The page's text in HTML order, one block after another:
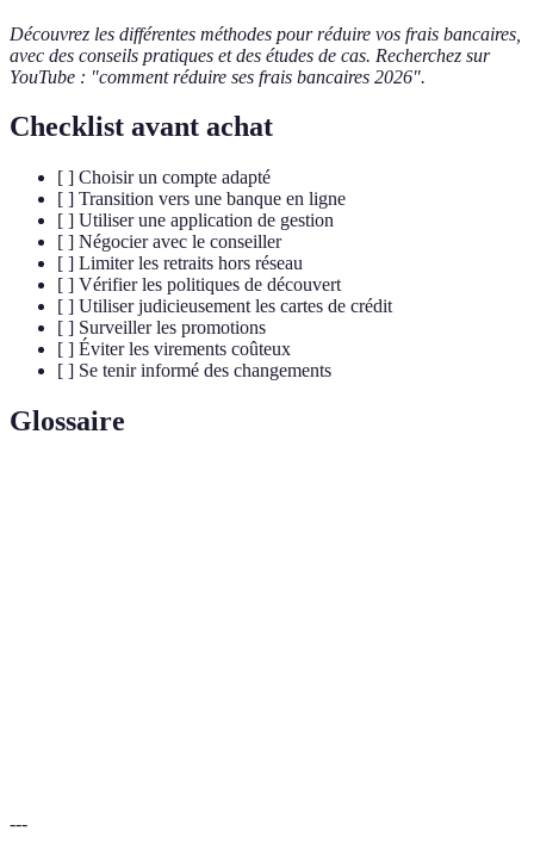
Découvrez les différentes méthodes pour réduire vos frais bancaires,
avec des conseils pratiques et des études de cas. Recherchez sur
YouTube : "comment réduire ses frais bancaires 2026".
Checklist avant achat
[ ] Choisir un compte adapté
[ ] Transition vers une banque en ligne
[ ] Utiliser une application de gestion
[ ] Négocier avec le conseiller
[ ] Limiter les retraits hors réseau
[ ] Vérifier les politiques de découvert
[ ] Utiliser judicieusement les cartes de crédit
[ ] Surveiller les promotions
[ ] Éviter les virements coûteux
[ ] Se tenir informé des changements
Glossaire
---